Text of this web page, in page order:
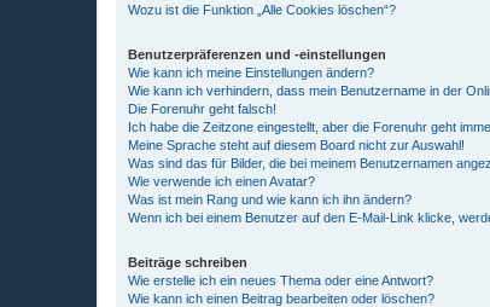
Wozu ist die Funktion „Alle Cookies löschen“?
Benutzerpräferenzen und -einstellungen
Wie kann ich meine Einstellungen ändern?
Wie kann ich verhindern, dass mein Benutzername in der
Die Forenuhr geht falsch!
Ich habe die Zeitzone eingestellt, aber die Forenuhr geht
Meine Sprache steht auf diesem Board nicht zur Auswahl!
Was sind das für Bilder, die bei meinem Benutzernamen
Wie verwende ich einen Avatar?
Was ist mein Rang und wie kann ich ihn ändern?
Wenn ich bei einem Benutzer auf den E-Mail-Link klicke,
Beiträge schreiben
Wie erstelle ich ein neues Thema oder eine Antwort?
Wie kann ich einen Beitrag bearbeiten oder löschen?